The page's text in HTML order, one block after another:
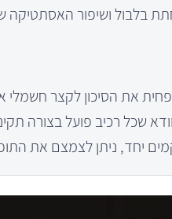
בלבול ושיפור האסתטיקה
את הסיכון לקצר חשמלי
שכל רכיב פועל